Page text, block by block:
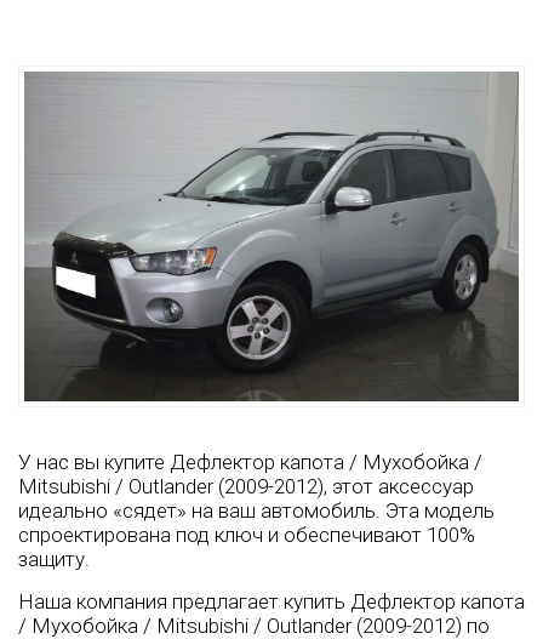
У нас вы купите Дефлектор капота / Мухобойка /
Mitsubishi / Outlander (2009-2012), этот аксессуар
идеально «сядет» на ваш автомобиль. Эта модель
спроектирована под ключ и обеспечивают 100%
защиту.
Наша компания предлагает купить Дефлектор капота
/ Мухобойка / Mitsubishi / Outlander (2009-2012) по